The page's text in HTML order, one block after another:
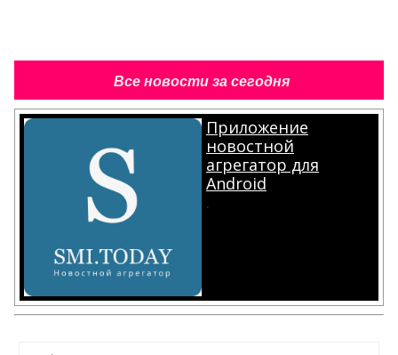
Все новости за сегодня
Приложение
новостной
агрегатор для
Android
.